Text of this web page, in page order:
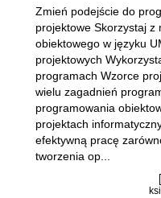
Zmień podejście do
projektowe Skorzystaj z
obiektowego w języku
projektowych
programach Wzorce
wielu zagadnień
programowania
projektach
efektywną pracę
tworzenia op...